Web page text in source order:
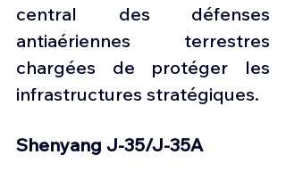
central des défenses
antiaériennes terrestres
chargées de protéger les
infrastructures stratégiques.
Shenyang J-35/J-35A